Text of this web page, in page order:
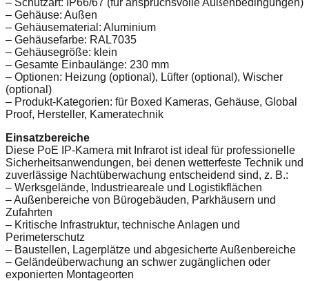
– Schutzart: IP66/67 (für anspruchsvolle Außenbedingungen)
– Gehäuse: Außen
– Gehäusematerial: Aluminium
– Gehäusefarbe: RAL7035
– Gehäusegröße: klein
– Gesamte Einbaulänge: 230 mm
– Optionen: Heizung (optional), Lüfter (optional), Wischer
(optional)
– Produkt-Kategorien: für Boxed Kameras, Gehäuse, Global
Proof, Hersteller, Kameratechnik
Einsatzbereiche
Diese PoE IP-Kamera mit Infrarot ist ideal für professionelle
Sicherheitsanwendungen, bei denen wetterfeste Technik und
zuverlässige Nachtüberwachung entscheidend sind, z. B.:
– Werksgelände, Industrieareale und Logistikflächen
– Außenbereiche von Bürogebäuden, Parkhäusern und
Zufahrten
– Kritische Infrastruktur, technische Anlagen und
Perimeterschutz
– Baustellen, Lagerplätze und abgesicherte Außenbereiche
– Geländeüberwachung an schwer zugänglichen oder
exponierten Montageorten